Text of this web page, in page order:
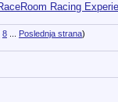
Racing
8... Poslednja strana)